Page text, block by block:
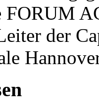
der